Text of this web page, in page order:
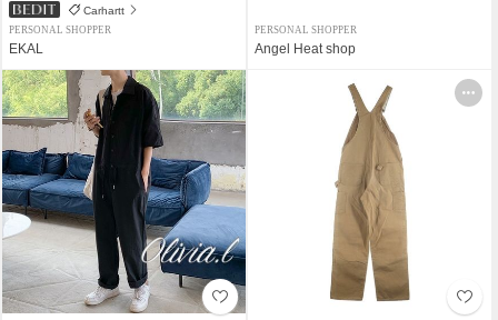
Carhartt
PERSONAL SHOPPER
EKAL
PERSONAL SHOPPER
Angel Heat shop